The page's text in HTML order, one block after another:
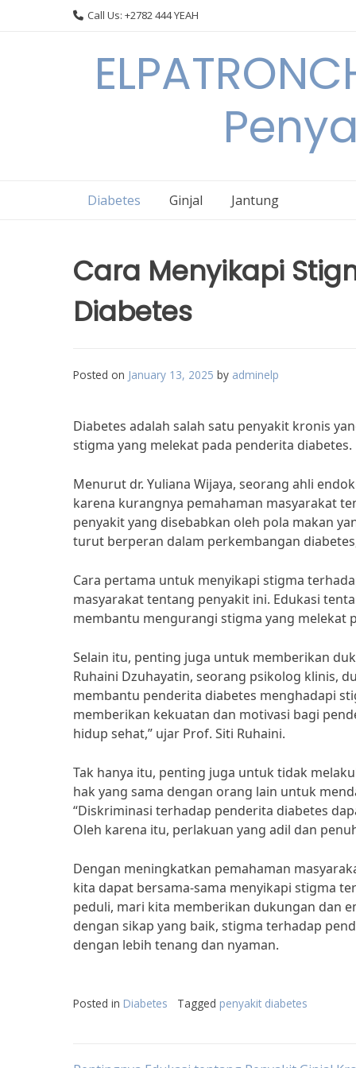
Call Us: +2782 444 YEAH
Diabetes Ginjal Jantung
Cara Menyikapi
Diabetes
Posted on January 13, 2025 by adminelp
Diabetes adalah salah satu penyakit kronis
stigma yang melekat pada penderita
Menurut dr. Yuliana Wijaya, seorang ahli
karena kurangnya pemahaman masyarakat
penyakit yang disebabkan oleh pola makan
turut berperan dalam perkembangan
Cara pertama untuk menyikapi stigma
masyarakat tentang penyakit ini. Edukasi
membantu mengurangi stigma yang melekat
Selain itu, penting juga untuk memberikan
Ruhaini Dzuhayatin, seorang psikolog klinis,
membantu penderita diabetes menghadapi
memberikan kekuatan dan motivasi bagi
hidup sehat,” ujar Prof. Siti Ruhaini.
Tak hanya itu, penting juga untuk tidak
hak yang sama dengan orang lain untuk
“Diskriminasi terhadap penderita diabetes
Oleh karena itu, perlakuan yang adil dan
Dengan meningkatkan pemahaman
kita dapat bersama-sama menyikapi stigma
peduli, mari kita memberikan dukungan dan
dengan sikap yang baik, stigma terhadap
dengan lebih tenang dan nyaman.
Posted in Diabetes Tagged penyakit diabetes